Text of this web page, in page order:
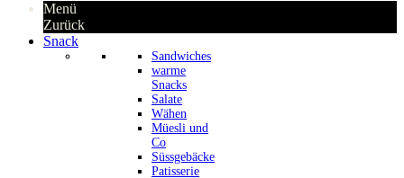
Menü
Zurück
Snack
Sandwiches
warme
Snacks
Salate
Wähen
Müesli und
Co
Süssgebäcke
Patisserie